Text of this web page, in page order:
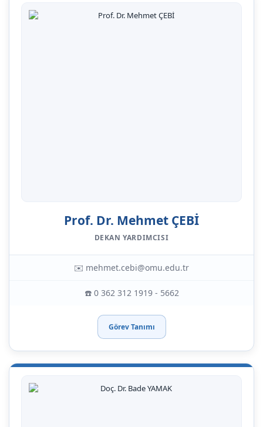
Prof. Dr. Mehmet ÇEBİ
DEKAN YARDIMCISI
✉️ mehmet.cebi@omu.edu.tr
☎️ 0 362 312 1919 - 5662
Görev Tanımı